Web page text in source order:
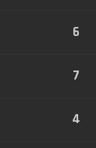
6
7
4